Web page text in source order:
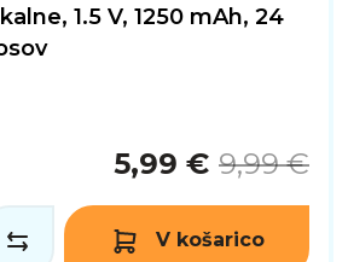
1.5 V, 1250 mAh, 24
5,99 € 9,99 €
V košarico